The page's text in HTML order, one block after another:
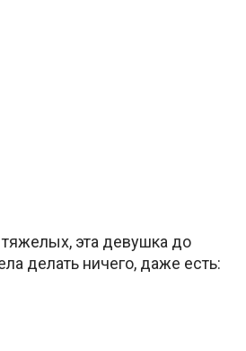
эта девушка до
делать ничего, даже есть: